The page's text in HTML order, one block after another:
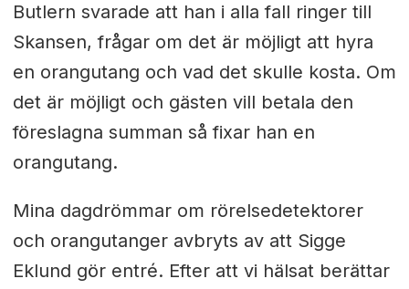
Butlern svarade att han i alla fall ringer till
Skansen, frågar om det är möjligt att hyra
en orangutang och vad det skulle kosta. Om
det är möjligt och gästen vill betala den
föreslagna summan så fixar han en
orangutang.
Mina dagdrömmar om rörelsedetektorer
och orangutanger avbryts av att Sigge
Eklund gör entré. Efter att vi hälsat berättar